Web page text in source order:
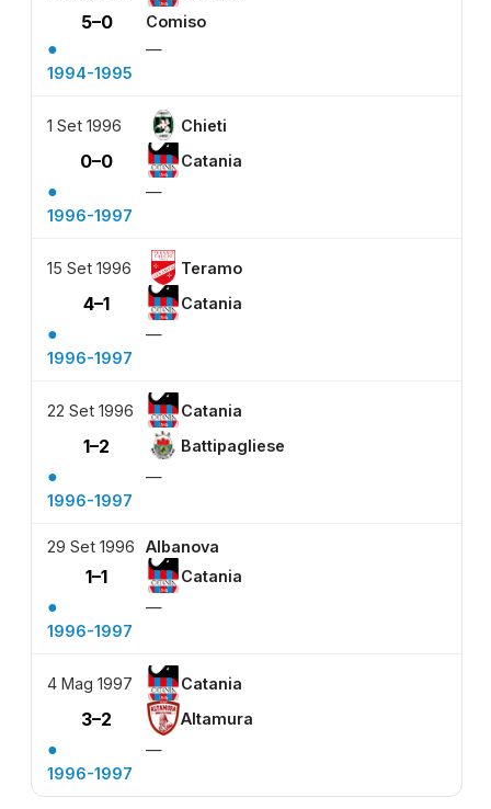
5–0 Comiso
●
—
1994-1995
1 Set 1996 Chieti
0–0 Catania
●
—
1996-1997
15 Set 1996 Teramo
4–1 Catania
●
—
1996-1997
22 Set 1996 Catania
1–2 Battipagliese
●
—
1996-1997
29 Set 1996 Albanova
1–1 Catania
●
—
1996-1997
4 Mag 1997 Catania
3–2 Altamura
●
—
1996-1997